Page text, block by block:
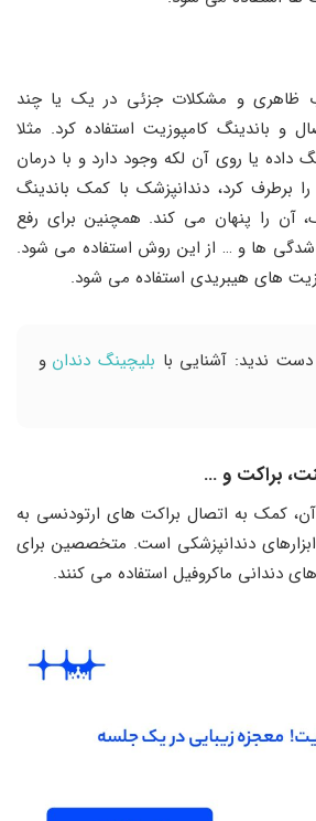
ظاهری و مشکلات جزئی در یک یا چند
و باندینگ کامپوزیت استفاده کرد. مثلا
داده یا روی آن لکه وجود دارد و با درمان
برطرف کرد، دندانپزشک با کمک باندینگ
آن را پنهان می کند. همچنین برای رفع
ها و … از این روش استفاده می شود.
های هیبریدی استفاده می شود.
ندید: آشنایی با بلیچینگ دندان و
آن، کمک به اتصال براکت های ارتودنسی به
دندانپزشکی است. متخصصین برای
دندانی ماکروفیل استفاده می کنند.